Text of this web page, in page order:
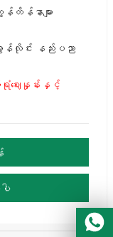
တိန်နာများ
န်လိုင်း နည်းပညာ
ဈေးနှုန်းနှင့်
ါ